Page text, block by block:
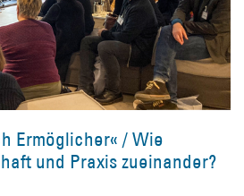
Ermöglicher« / Wie
und Praxis zueinander?